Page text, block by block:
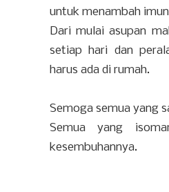
untuk menambah
Dari mulai asupan
setiap hari dan
harus ada di rumah.
Semoga semua yang
Semua yang
kesembuhannya.